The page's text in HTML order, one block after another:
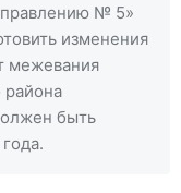
№ 5»
изменения
межевания
района
быть